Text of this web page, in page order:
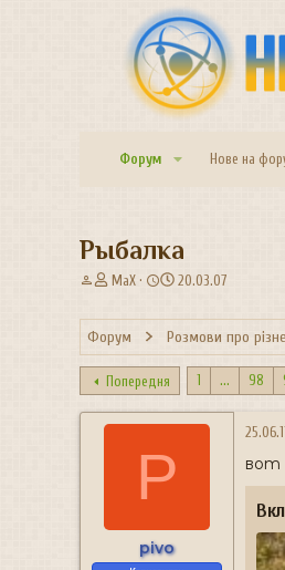
Форум Нове на
Рыбалка
А
т
о
р
т
е
MaX
Д
т
а
с
в
20.03.07
Форум Розмови про різне
Попередня 1 ... 98
P
pivo
25.06.11
вот